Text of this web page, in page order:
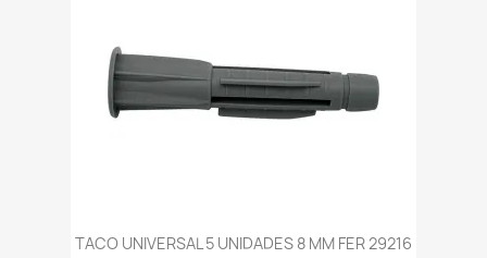
TACO UNIVERSAL 5 UNIDADES 8 MM FER 29216